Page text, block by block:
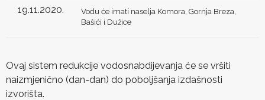
19.11.2020.
Vodu će imati naselja Komora, Gornja Breza,
Bašići i Dužice
Ovaj sistem redukcije vodosnabdijevanja će se vršiti
naizmjenično (dan-dan) do poboljšanja izdašnosti
izvorišta.